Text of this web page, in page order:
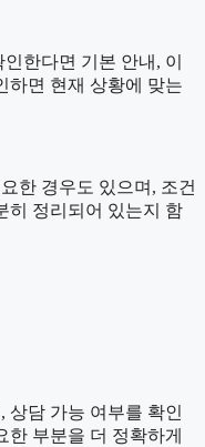
한다면 기본 안내, 이
하면 현재 상황에 맞는
한 경우도 있으며, 조건
히 정리되어 있는지 함
상담 가능 여부를 확인
부분을 더 정확하게